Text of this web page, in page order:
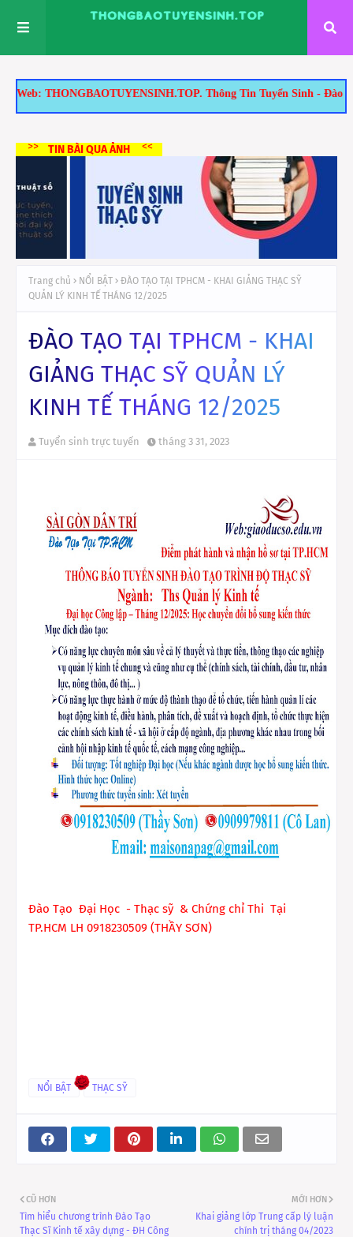
THONGBAOTUYENSINH.TOP. Thông Tin Tuyển Sinh - Đào Tạo
>> TIN BÀI QUA ẢNH <<
Trang chủ NỔI BẬT
ĐÀO TẠO TẠI TPHCM - KHAI GIẢNG THẠC SỸ
QUẢN LÝ KINH TẾ THÁNG 12/2025
ĐÀO TẠO TẠI TPHCM - KHAI
GIẢNG THẠC SỸ QUẢN LÝ
KINH TẾ THÁNG 12/2025
Tuyển sinh trực tuyến tháng 3 31, 2023
Đào Tạo Đại Học - Thạc sỹ & Chứng chỉ Thi Tại
TP.HCM LH 0918230509 (THẦY SƠN)
NỔI BẬT THẠC SỸ
MỚI HƠN
Khai giảng lớp Trung cấp lý luận
chính trị tháng 04/2023
CŨ HƠN
Tìm hiểu chương trình Đào Tạo
Thạc Sĩ Kinh tế xây dựng - ĐH Công